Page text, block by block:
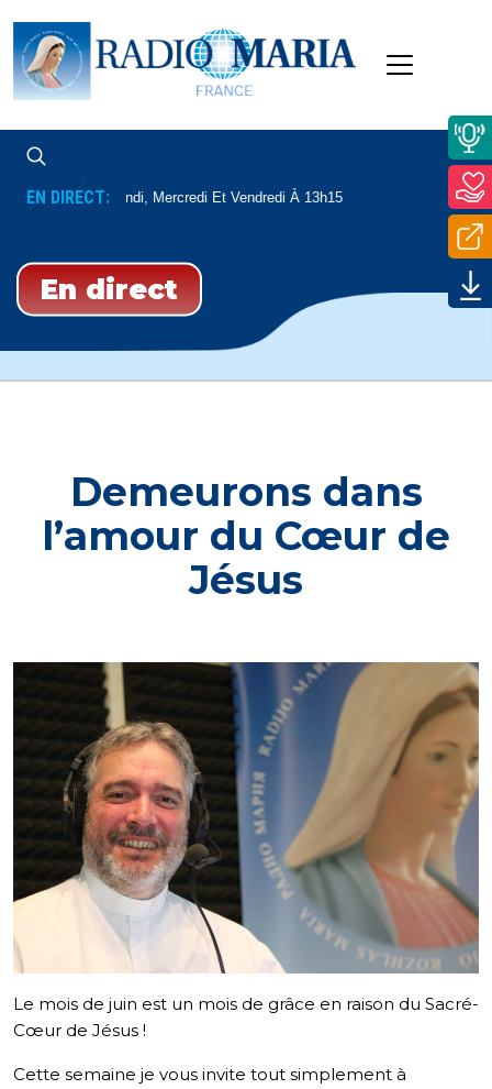
EN DIRECT:
Dédicaces Lundi, Mercredi Et Vendredi À 13h15
En direct
​Demeurons dans
l’amour du Cœur de
Jésus
Le mois de juin est un mois de grâce en raison du Sacré-
Cœur de Jésus !
Cette semaine je vous invite tout simplement à